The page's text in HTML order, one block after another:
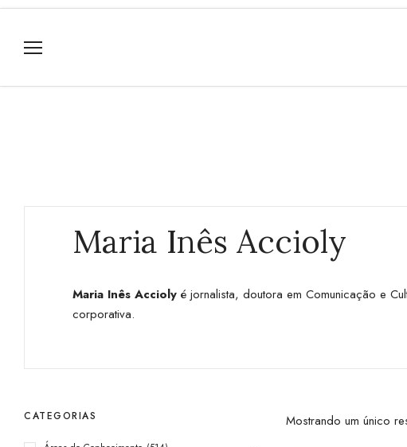
Maria Inês Accioly
Maria Inês Accioly é jornalista, doutora em Comunicação e
corporativa.
CATEGORIAS Mostrando um único